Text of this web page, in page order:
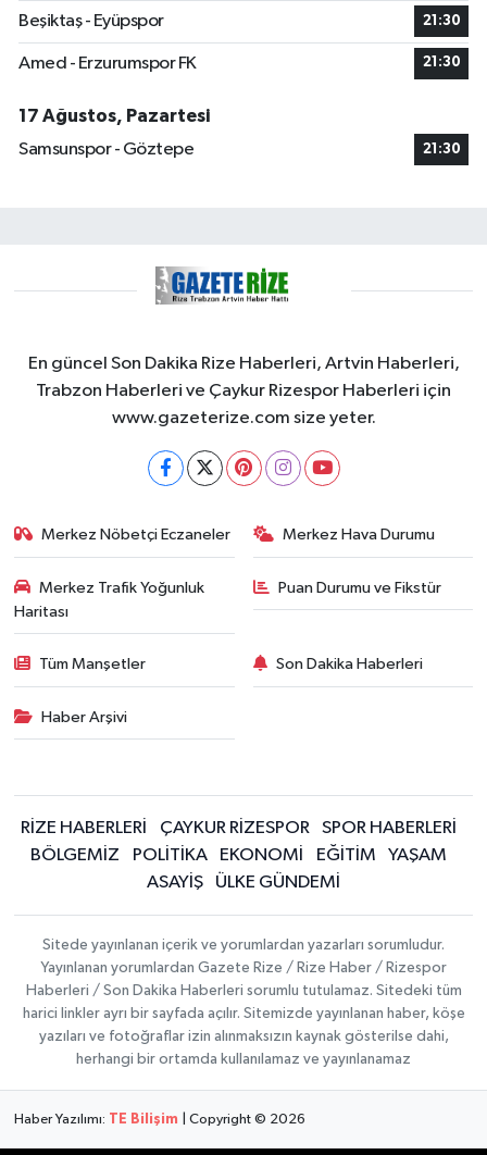
Beşiktaş - Eyüpspor 21:30
Amed - Erzurumspor FK 21:30
17 Ağustos, Pazartesi
Samsunspor - Göztepe
21:30
En güncel Son Dakika Rize Haberleri, Artvin Haberleri,
Trabzon Haberleri ve Çaykur Rizespor Haberleri için
www.gazeterize.com size yeter.
Merkez Nöbetçi Eczaneler Merkez Hava Durumu
Merkez Trafik Yoğunluk
Haritası
Puan Durumu ve Fikstür
Tüm Manşetler Son Dakika Haberleri
Haber Arşivi
RİZE HABERLERİ ÇAYKUR RİZESPOR
SPOR HABERLERİ
BÖLGEMİZ
POLİTİKA EKONOMİ EĞİTİM
YAŞAM
ASAYİŞ
ÜLKE GÜNDEMİ
Sitede yayınlanan içerik ve yorumlardan yazarları sorumludur.
Yayınlanan yorumlardan Gazete Rize / Rize Haber / Rizespor
Haberleri / Son Dakika Haberleri sorumlu tutulamaz. Sitedeki tüm
harici linkler ayrı bir sayfada açılır. Sitemizde yayınlanan haber, köşe
yazıları ve fotoğraflar izin alınmaksızın kaynak gösterilse dahi,
herhangi bir ortamda kullanılamaz ve yayınlanamaz
Haber Yazılımı: TE Bilişim | Copyright © 2026